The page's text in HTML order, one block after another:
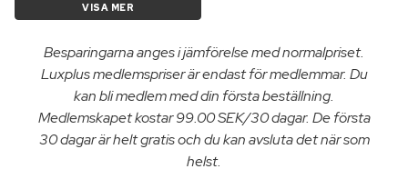
VISA MER
Besparingarna anges i jämförelse med normalpriset.
Luxplus medlemspriser är endast för medlemmar. Du
kan bli medlem med din första beställning.
Medlemskapet kostar 99.00 SEK/30 dagar. De första
30 dagar är helt gratis och du kan avsluta det när som
helst.